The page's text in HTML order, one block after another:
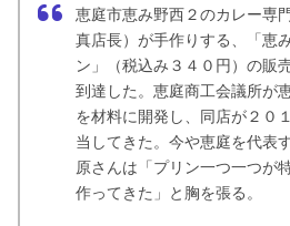
恵庭市恵み野西２のカレー専
真店長）が手作りする、「恵
ン」（税込み３４０円）の販
到達した。恵庭商工会議所が
を材料に開発し、同店が２０
当してきた。今や恵庭を代表
原さんは「プリン一つ一つが
作ってきた」と胸を張る。